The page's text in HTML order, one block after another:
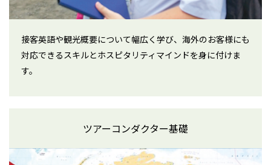
接客英語や観光概要について幅広く学び、海外のお客様にも
対応できるスキルとホスピタリティマインドを身に付けま
す。
ツアーコンダクター基礎